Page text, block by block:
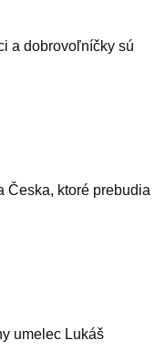
a dobrovoľníčky sú
Česka, ktoré prebudia
umelec Lukáš